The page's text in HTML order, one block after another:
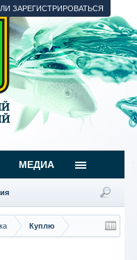
ЗАРЕГИСТРИРОВАТЬСЯ
Куплю
МЕДИА